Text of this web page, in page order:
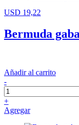
USD 19,22
Bermuda
Añadir al carrito
-
+
Agregar